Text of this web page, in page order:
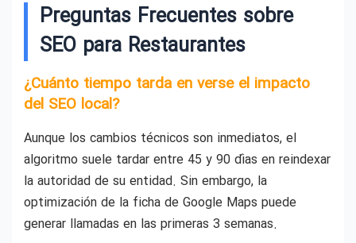
Preguntas Frecuentes sobre
SEO para Restaurantes
¿Cuánto tiempo tarda en verse el impacto
del SEO local?
Aunque los cambios técnicos son inmediatos, el
algoritmo suele tardar entre 45 y 90 días en reindexar
la autoridad de su entidad. Sin embargo, la
optimización de la ficha de Google Maps puede
generar llamadas en las primeras 3 semanas.